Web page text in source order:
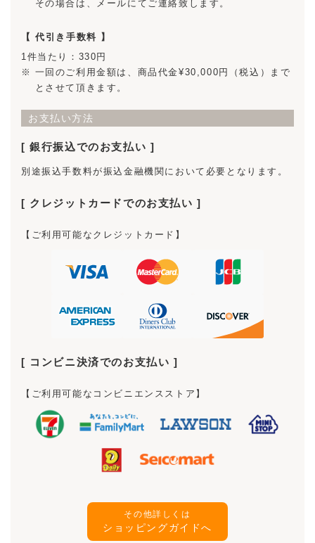
その場合は、メールにてご連絡致します。
【 代引き手数料 】
1件当たり：330円
一回のご利用金額は、商品代金¥30,000円（税込）まで
とさせて頂きます。
お支払い方法
銀行振込でのお支払い
別途振込手数料が振込金融機関において必要となります。
クレジットカードでのお支払い
【ご利用可能なクレジットカード】
コンビニ決済でのお支払い
【ご利用可能なコンビニエンスストア】
その他詳しくは
ショッピングガイドへ